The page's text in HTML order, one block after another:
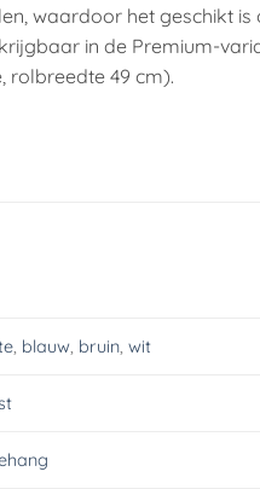
waardoor het geschikt
in de Premium-
rolbreedte 49 cm).
, blauw, bruin,wit